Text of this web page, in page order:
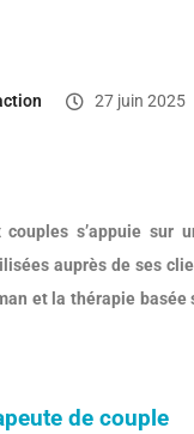
27 juin 2025
s’appuie sur
auprès de ses
et la thérapie
de couple